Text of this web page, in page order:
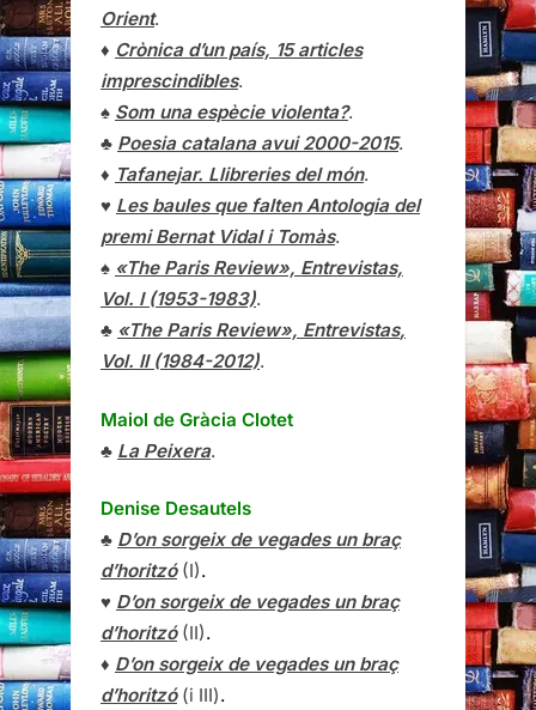
Orient.
♦ Crònica d’un país, 15 articles
imprescindibles.
♠ Som una espècie violenta?.
♣ Poesia catalana avui 2000-2015.
♦ Tafanejar. Llibreries del món.
♥ Les baules que falten Antologia del
premi Bernat Vidal i Tomàs.
♠ «The Paris Review», Entrevistas,
Vol. I (1953-1983).
♣ «The Paris Review», Entrevistas,
Vol. II (1984-2012).
Maiol de Gràcia Clotet
♣ La Peixera.
Denise Desautels
♣ D’on sorgeix de vegades un braç
d’horitzó(I).
♥ D’on sorgeix de vegades un braç
d’horitzó(II).
♦ D’on sorgeix de vegades un braç
d’horitzó(i III).